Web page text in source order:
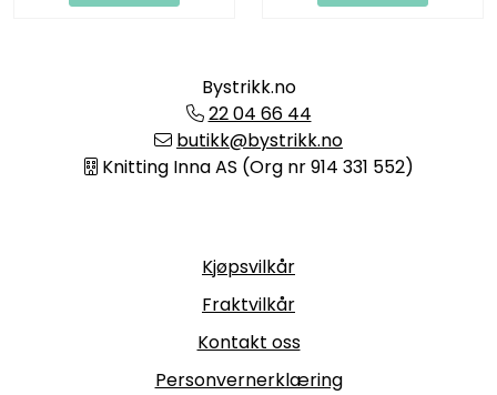
Bystrikk.no
22 04 66 44
butikk@bystrikk.no
Knitting Inna AS (Org nr 914 331 552)
Kjøpsvilkår
Fraktvilkår
Kontakt oss
Personvernerklæring